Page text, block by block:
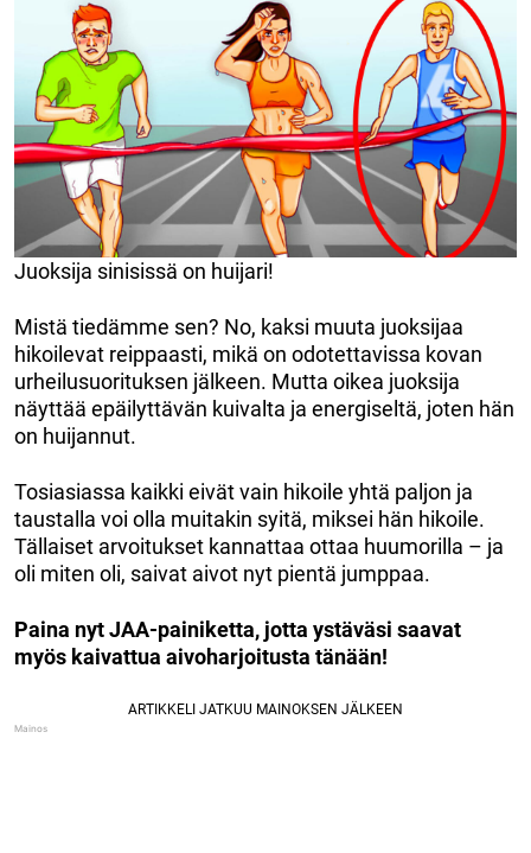
Juoksija sinisissä on huijari!
Mistä tiedämme sen? No, kaksi muuta juoksijaa
hikoilevat reippaasti, mikä on odotettavissa kovan
urheilusuorituksen jälkeen. Mutta oikea juoksija
näyttää epäilyttävän kuivalta ja energiseltä, joten hän
on huijannut.
Tosiasiassa kaikki eivät vain hikoile yhtä paljon ja
taustalla voi olla muitakin syitä, miksei hän hikoile.
Tällaiset arvoitukset kannattaa ottaa huumorilla – ja
oli miten oli, saivat aivot nyt pientä jumppaa.
Paina nyt JAA-painiketta, jotta ystäväsi saavat
myös kaivattua aivoharjoitusta tänään!